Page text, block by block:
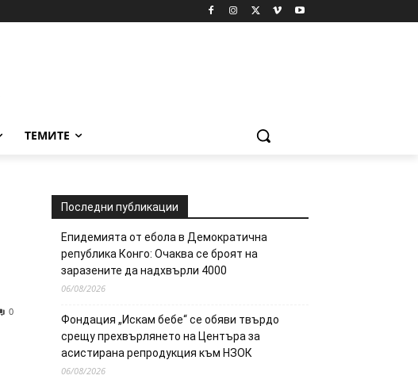
ТЕМИТЕ
0
Последни публикации
Епидемията от ебола в Демократична
република Конго: Очаква се броят на
заразените да надхвърли 4000
06/08/2026
Фондация „Искам бебе“ се обяви твърдо
срещу прехвърлянето на Центъра за
асистирана репродукция към НЗОК
06/08/2026